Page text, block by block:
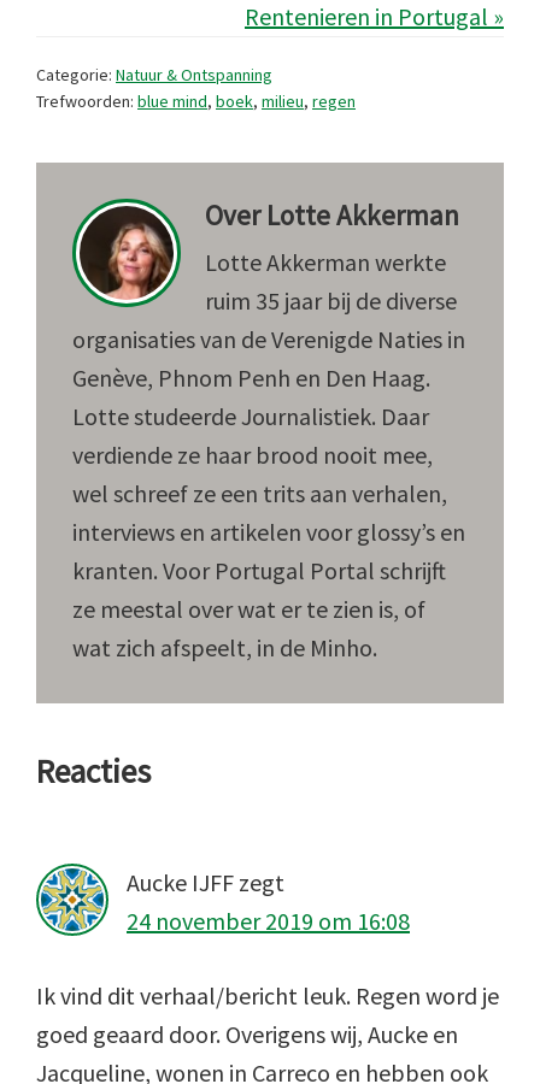
Rentenieren in Portugal »
Categorie: Natuur & Ontspanning
Trefwoorden: blue mind, boek, milieu, regen
OverLotte Akkerman
Lotte Akkerman werkte
ruim 35 jaar bij de diverse
organisaties van de Verenigde Naties in
Genève, Phnom Penh en Den Haag.
Lotte studeerde Journalistiek. Daar
verdiende ze haar brood nooit mee,
wel schreef ze een trits aan verhalen,
interviews en artikelen voor glossy’s en
kranten. Voor Portugal Portal schrijft
ze meestal over wat er te zien is, of
wat zich afspeelt, in de Minho.
Lees
Reacties
Aucke IJFF zegt
24 november 2019 om 16:08
Ik vind dit verhaal/bericht leuk. Regen word je
goed geaard door. Overigens wij, Aucke en
Jacqueline, wonen in Carreco en hebben ook